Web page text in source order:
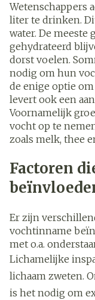
Wetenschappers
liter te drinken.
water. De meeste
gehydrateerd
dorst voelen.
nodig om hun
de enige optie
levert ook een
Voornamelijk
vocht op te
zoals melk, thee
Factoren
Er zijn
vochtinname
met o.a.
Lichamelijke
lichaam zweten.
is het nodig om